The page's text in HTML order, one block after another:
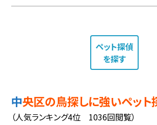
ペット探偵
を探す
中央区の鳥探しに強いペット
（人気ランキング4位 1036回閲覧）